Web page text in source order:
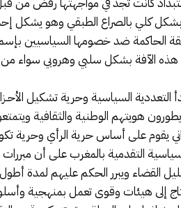
كلي بالصراع الطبقي وهو يشكل
الحاكمة ضد خصومها السياسيين
الآفة بشكل سلبي وهروبي سواء من
التعددية السياسية وحرية تشكيل
هويتهم الوطنية والثقافية
يقوم على أساس حرية الرأي
التقدمية بالمغرب على أن
القضاء ويبرر الحكم عليهم لمدة
إلى هيئات وقوى تعمل بمنهجية